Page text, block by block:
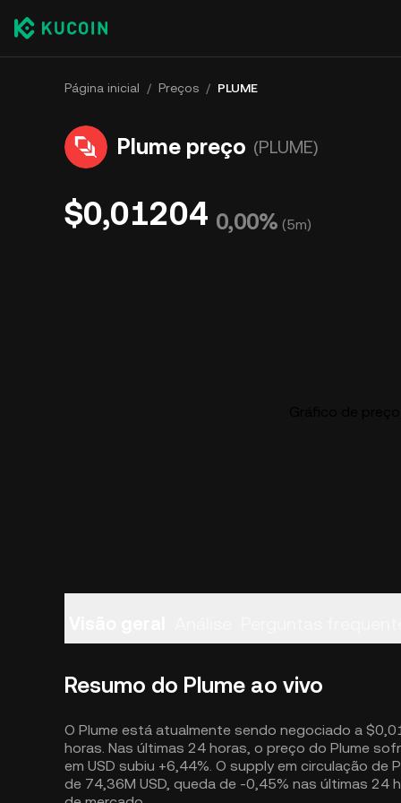
Página inicial / Preços / PLUME
Plume preço (PLUME)
$0,01204 0,00% (5m)
Resumo do Plume ao vivo
O Plume está atualmente sendo negociado a
horas. Nas últimas 24 horas, o preço do Plume
em USD subiu +6,44%. O supply em circulação de
de 74,36M USD, queda de -0,45% nas últimas